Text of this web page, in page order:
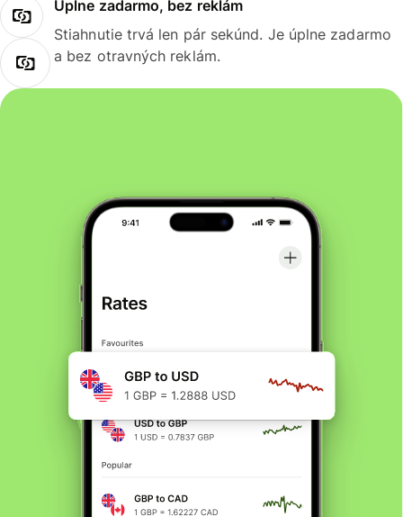
Úplne zadarmo, bez reklám
Stiahnutie trvá len pár sekúnd. Je úplne zadarmo
a bez otravných reklám.